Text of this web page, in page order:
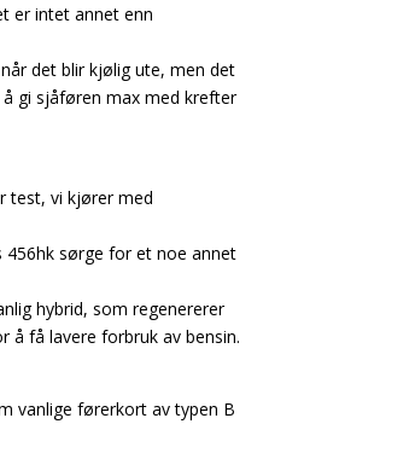
er intet annet enn
det blir kjølig ute, men det
gi sjåføren max med krefter
test, vi kjører med
456hk sørge for et noe annet
hybrid, som regenererer
å få lavere forbruk av bensin.
vanlige førerkort av typen B